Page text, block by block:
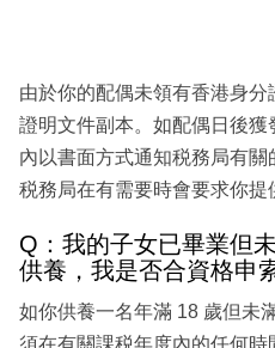
由於你的配偶未領有香港身
證明文件副本。如配偶日後獲
內以書面方式通知税務局有關
税務局在有需要時會要求你提
Q：我的子女已畢業但
供養，我是否合資格申
如你供養一名年滿 18 歲但未
須在有關課税年度內的任何